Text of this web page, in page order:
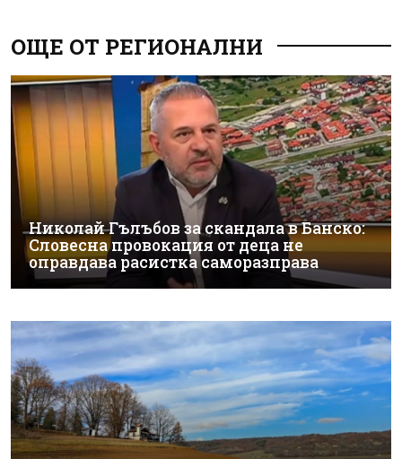
ОЩЕ ОТ РЕГИОНАЛНИ
Николай Гълъбов за скандала в Банско:
Словесна провокация от деца не
оправдава расистка саморазправа